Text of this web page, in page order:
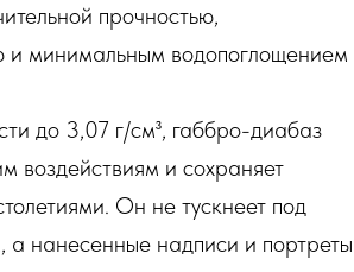
прочностью,
и минимальным водопоглощением
до 3,07 г/см³, габбро-диабаз
воздействиям и сохраняет
Он не тускнеет под
а нанесенные надписи и портреты